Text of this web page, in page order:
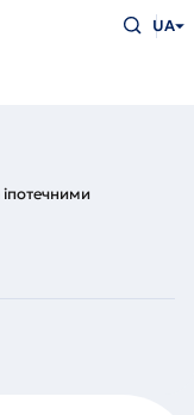
що
UA
іпотечними